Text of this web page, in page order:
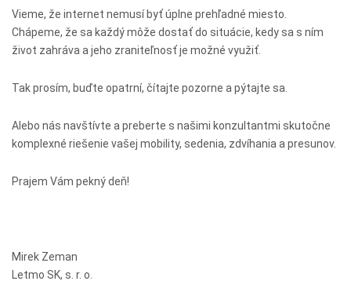
Vieme, že internet nemusí byť úplne prehľadné miesto.
Chápeme, že sa každý môže dostať do situácie, kedy sa s ním
život zahráva a jeho zraniteľnosť je možné využiť.
Tak prosím, buďte opatrní, čítajte pozorne a pýtajte sa.
Alebo nás navštívte a preberte s našimi konzultantmi skutočne
komplexné riešenie vašej mobility, sedenia, zdvíhania a presunov.
Prajem Vám pekný deň!
Mirek Zeman
Letmo SK, s. r. o.